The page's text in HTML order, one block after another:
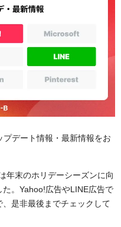
プデート情報・最新情報をお
年末のホリデーシーズンに向
。Yahoo!広告やLINE広告で
是非最後までチェックして